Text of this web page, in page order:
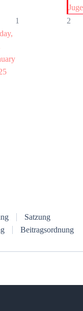
1 2
Satzung
Beitragsordnung